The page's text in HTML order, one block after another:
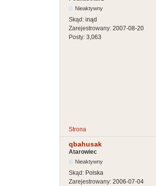
Nieaktywny
Skąd: inąd
Zarejestrowany: 2007-08-20
Posty: 3,063
Strona
qbahusak
Atarowiec
Nieaktywny
Skąd: Polska
Zarejestrowany: 2006-07-04